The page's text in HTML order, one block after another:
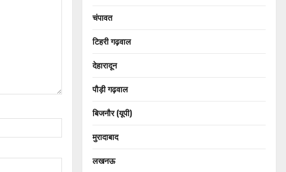
चंपावत
टिहरी गढ़वाल
देहारादून
पौड़ी गढ़वाल
बिजनौर (यूपी)
मुरादाबाद
लखनऊ